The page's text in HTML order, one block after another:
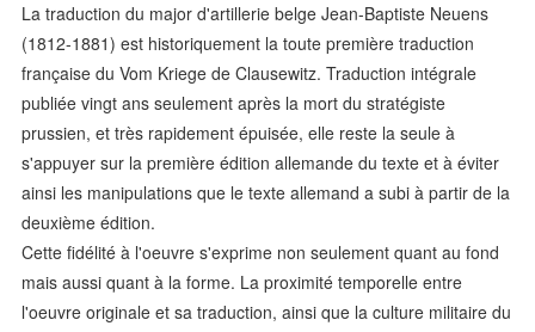
La traduction du major d'artillerie belge Jean-Baptiste Neuens
(1812-1881) est historiquement la toute première traduction
française du Vom Kriege de Clausewitz. Traduction intégrale
publiée vingt ans seulement après la mort du stratégiste
prussien, et très rapidement épuisée, elle reste la seule à
s'appuyer sur la première édition allemande du texte et à éviter
ainsi les manipulations que le texte allemand a subi à partir de la
deuxième édition.
Cette fidélité à l'oeuvre s'exprime non seulement quant au fond
mais aussi quant à la forme. La proximité temporelle entre
l'oeuvre originale et sa traduction, ainsi que la culture militaire du